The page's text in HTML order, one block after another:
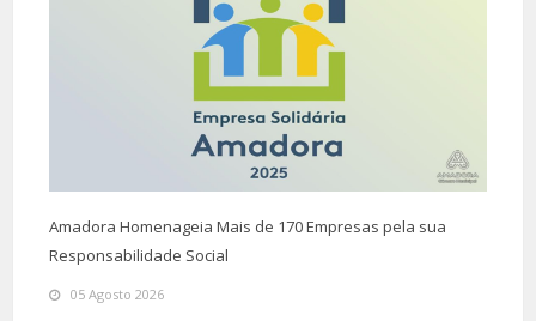
Amadora Homenageia Mais de 170 Empresas pela sua
Responsabilidade Social
05 Agosto 2026